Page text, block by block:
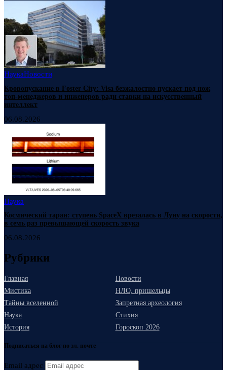
НаукаНовости
Кровопускание в Foster City: Visa безжалостно пускает под нож
топ-менеджеров и инженеров ради ставки на искусственный
интеллект
06.08.2026
Наука
Космический таран: ступень SpaceX врезалась в Луну на скорости,
в семь раз превышающей скорость звука
06.08.2026
Рубрики
Главная
Новости
Мистика
НЛО, пришельцы
Тайны вселенной
Запретная археология
Наука
Стихия
История
Гороскоп 2026
Подписаться на блог по эл. почте
Email адрес